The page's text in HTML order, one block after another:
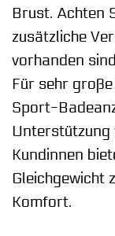
Brust. Achten
zusätzliche
vorhanden
Für sehr
Sport-
Unterstützung
Kundinnen
Gleichgewicht
Komfort.